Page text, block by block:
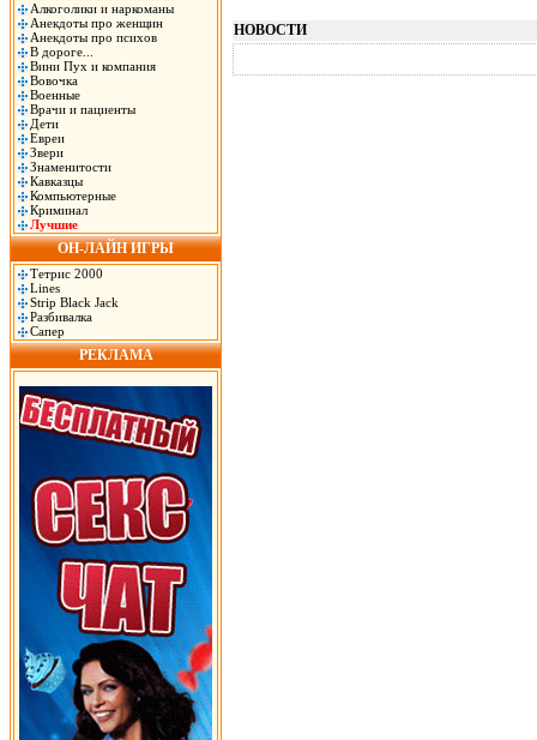
Алкоголики и наркоманы
Анекдоты про женщин
Анекдоты про психов
В дороге...
Вини Пух и компания
Вовочка
Военные
Врачи и пациенты
Дети
Евреи
Звери
Знаменитости
Кавказцы
Компьютерные
Криминал
Лучшие
ОН-ЛАЙН ИГРЫ
Тетрис 2000
Lines
Strip Black Jack
Разбивалка
Сапер
РЕКЛАМА
НОВОСТИ